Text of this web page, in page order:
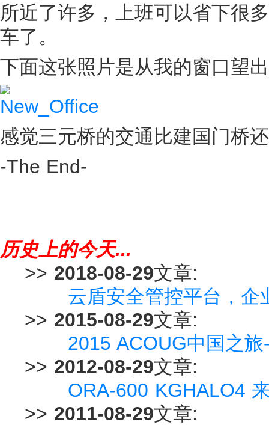
所近了许多，上班可以省下很
车了。
下面这张照片是从我的窗口望
感觉三元桥的交通比建国门桥
-The End-
历史上的今天...
>> 2018-08-29文章:
云盾安全管控平台，企
>> 2015-08-29文章:
2015 ACOUG中国之
>> 2012-08-29文章:
ORA-600 KGHALO4
>> 2011-08-29文章: